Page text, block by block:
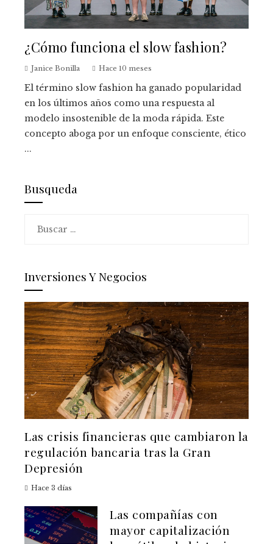
¿Cómo funciona el slow fashion?
Janice Bonilla Hace 10 meses
El término slow fashion ha ganado popularidad
en los últimos años como una respuesta al
modelo insostenible de la moda rápida. Este
concepto aboga por un enfoque consciente, ético
...
Busqueda
Inversiones Y Negocios
Las crisis financieras que cambiaron la
regulación bancaria tras la Gran
Depresión
Hace 3 días
Las compañías con
mayor capitalización